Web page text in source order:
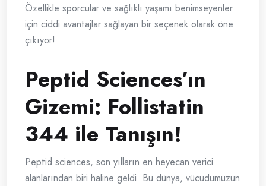
Özellikle sporcular ve sağlıklı yaşamı benimseyenler
için ciddi avantajlar sağlayan bir seçenek olarak öne
çıkıyor!
Peptid Sciences’ın
Gizemi: Follistatin
344 ile Tanışın!
Peptid sciences, son yılların en heyecan verici
alanlarından biri haline geldi. Bu dünya, vücudumuzun